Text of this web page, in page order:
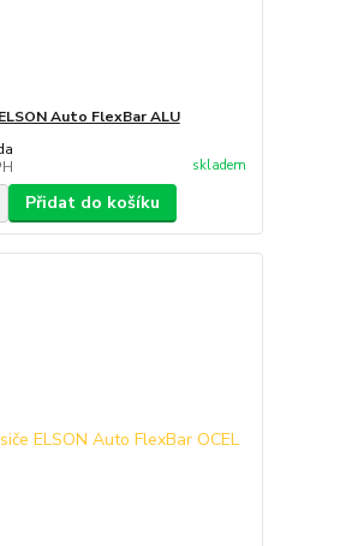
Auto FlexBar ALU
skladem
Přidat do košíku